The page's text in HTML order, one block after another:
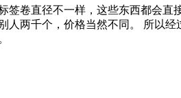
卷直径不一样，这些东西都会
两千个，价格当然不同。 所以